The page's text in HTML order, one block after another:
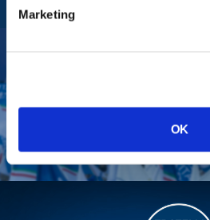
Marketing
OK
Fai una
Leggi la